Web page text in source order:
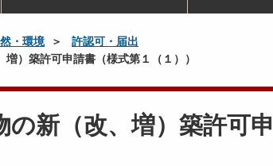
・環境
許認可・届出
）築許可申請書（様式第１（１））
新（改、増）築許可